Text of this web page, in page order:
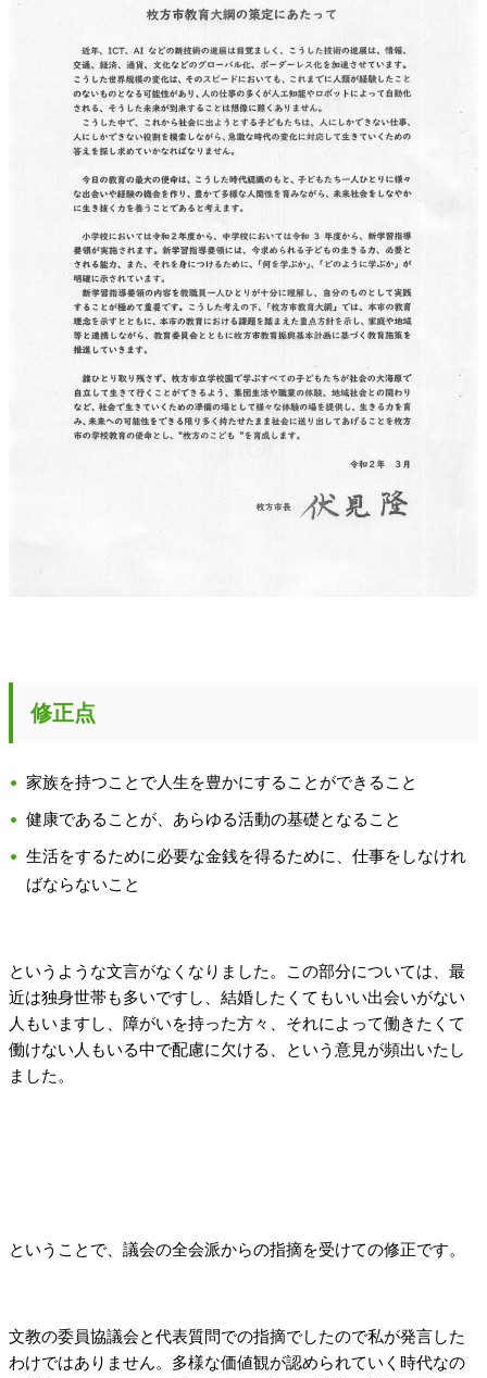
修正点
家族を持つことで人生を豊かにすることができること
健康であることが、あらゆる活動の基礎となること
生活をするために必要な金銭を得るために、仕事をしなけれ
ばならないこと
というような文言がなくなりました。この部分については、最
近は独身世帯も多いですし、結婚したくてもいい出会いがない
人もいますし、障がいを持った方々、それによって働きたくて
働けない人もいる中で配慮に欠ける、という意見が頻出いたし
ました。
ということで、議会の全会派からの指摘を受けての修正です。
文教の委員協議会と代表質問での指摘でしたので私が発言した
わけではありません。多様な価値観が認められていく時代なの